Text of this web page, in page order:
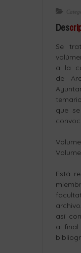
Des
Se
a la
de
que
Está
así
al final